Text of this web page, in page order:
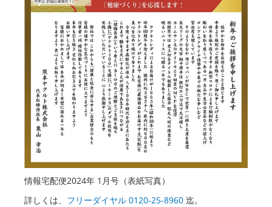
情報宅配便2024年 1月号（表紙写真）
詳しくは、 フリーダイヤル 0120-25-8960 迄。